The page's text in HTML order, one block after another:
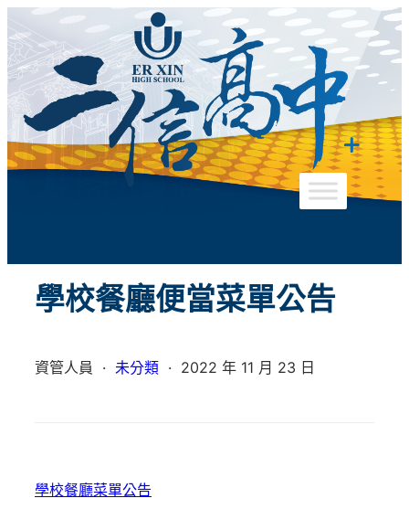
至
主
容
學校餐廳便當菜單公告
資管人員 · 未分類 · 2022 年 11 月 23 日
學校餐廳菜單公告